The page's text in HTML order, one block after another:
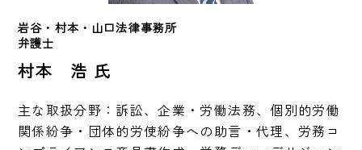
岩谷・村本・山口法律事務所
弁護士
村本 浩 氏
主な取扱分野：訴訟、企業・労働法務、個別的労働
関係紛争・団体的労使紛争への助言・代理、労務コ